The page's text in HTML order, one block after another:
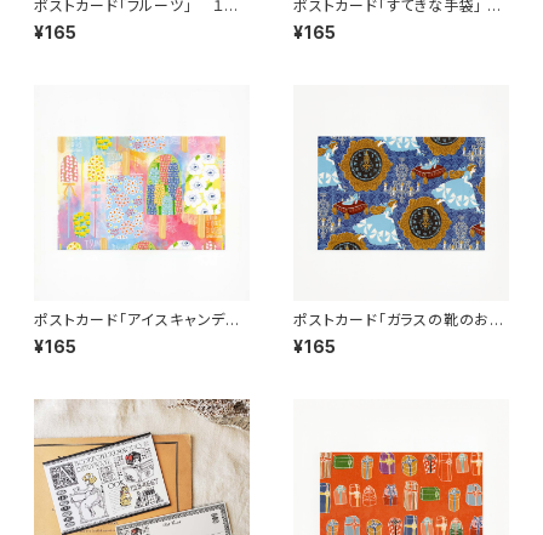
ポストカード「フルーツ」 １
枚 ant!ant!!ant!!!
¥165
ポストカード「すてきな手袋」
１枚 ant!ant!!ant!!!
¥165
ポストカード「アイスキャンデ
ィ カラフル」 １枚 ant!an
t!!ant!!!
¥165
ポストカード「ガラスの靴のお姫
様」 １枚 ant!ant!!ant!!!
¥165